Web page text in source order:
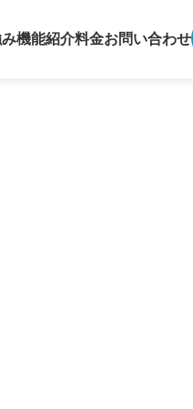
機能紹介料金お問い合わせ